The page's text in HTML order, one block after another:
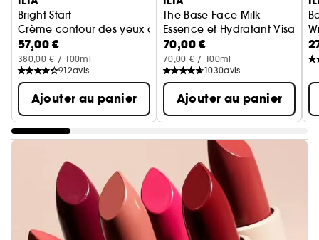
Bright Start
Crème contour des yeux activée
57,00 €
380,00 € / 100ml
912avis
Ajouter au panier
The Base Face Milk
Essence et Hydratant Visage
70,00 €
70,00 € / 100ml
1030avis
Ajouter au panier